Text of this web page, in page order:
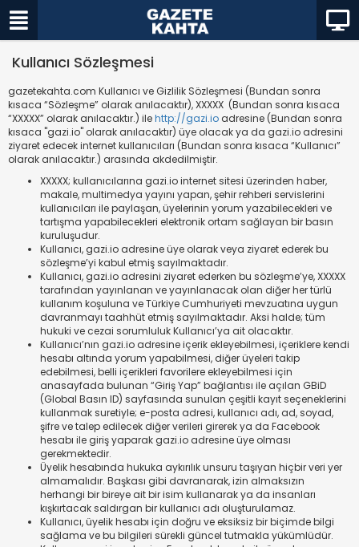
Kullanıcı Sözleşmesi
gazetekahta.com Kullanıcı ve Gizlilik Sözleşmesi (Bundan sonra
kısaca “Sözleşme” olarak anılacaktır), XXXXX (Bundan sonra kısaca
“XXXXX” olarak anılacaktır.) ilehttp://gazi.io adresine (Bundan sonra
kısaca "gazi.io" olarak anılacaktır) üye olacak ya da gazi.io adresini
ziyaret edecek internet kullanıcıları (Bundan sonra kısaca “Kullanıcı”
olarak anılacaktır.) arasında akdedilmiştir.
XXXXX; kullanıcılarına gazi.io internet sitesi üzerinden haber,
makale, multimedya yayını yapan, şehir rehberi servislerini
kullanıcıları ile paylaşan, üyelerinin yorum yazabilecekleri ve
tartışma yapabilecekleri elektronik ortam sağlayan bir basın
kuruluşudur.
Kullanıcı, gazi.io adresine üye olarak veya ziyaret ederek bu
sözleşme’yi kabul etmiş sayılmaktadır.
Kullanıcı, gazi.io adresini ziyaret ederken bu sözleşme’ye, XXXXX
tarafından yayınlanan ve yayınlanacak olan diğer her türlü
kullanım koşuluna ve Türkiye Cumhuriyeti mevzuatına uygun
davranmayı taahhüt etmiş sayılmaktadır. Aksi halde; tüm
hukuki ve cezai sorumluluk Kullanıcı’ya ait olacaktır.
Kullanıcı’nın gazi.io adresine içerik ekleyebilmesi, içeriklere kendi
hesabı altında yorum yapabilmesi, diğer üyeleri takip
edebilmesi, belli içerikleri favorilere ekleyebilmesi için
anasayfada bulunan “Giriş Yap” bağlantısı ile açılan GBiD
(Global Basın ID) sayfasında sunulan çeşitli kayıt seçeneklerini
kullanmak suretiyle; e-posta adresi, kullanıcı adı, ad, soyad,
şifre ve talep edilecek diğer verileri girerek ya da Facebook
hesabı ile giriş yaparak gazi.io adresine üye olması
gerekmektedir.
Üyelik hesabında hukuka aykırılık unsuru taşıyan hiçbir veri yer
almamalıdır. Başkası gibi davranarak, izin almaksızın
herhangi bir bireye ait bir isim kullanarak ya da insanları
kışkırtacak saldırgan bir kullanıcı adı oluşturulamaz.
Kullanıcı, üyelik hesabı için doğru ve eksiksiz bir biçimde bilgi
sağlama ve bu bilgileri sürekli güncel tutmakla yükümlüdür.